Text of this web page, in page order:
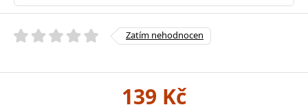
Zatím nehodnocen
139 Kč